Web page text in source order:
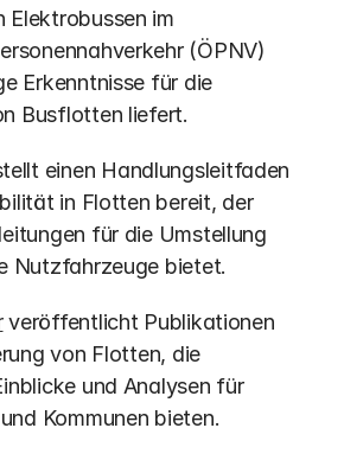
Elektrobussen im
(ÖPNV)
Erkenntnisse für die
Busflotten liefert.
einen Handlungsleitfaden
in Flotten bereit, der
für die Umstellung
Nutzfahrzeuge bietet.
veröffentlicht Publikationen
von Flotten, die
und Analysen für
Kommunen bieten.